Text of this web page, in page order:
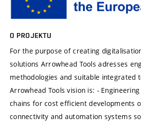
O PROJEKTU
For the purpose of creating
solutions Arrowhead Tools adresses
methodologies and suitable integrated
Arrowhead Tools vision is: -
chains for cost efficient developments
connectivity and automation systems